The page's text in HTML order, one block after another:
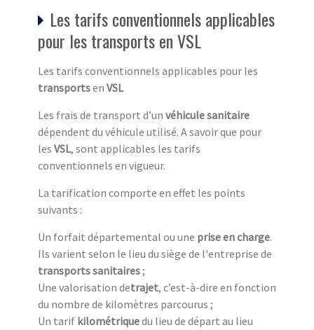
Les tarifs conventionnels applicables
pour les transports en VSL
Les tarifs conventionnels applicables pour les
transportsen VSL
Les frais de transport d’un véhicule sanitaire
dépendent du véhicule utilisé. A savoir que pour
les VSL, sont applicables les tarifs
conventionnels en vigueur.
La tarification comporte en effet les points
suivants :
Un forfait départemental ou une prise en charge.
Ils varient selon le lieu du siège de l'entreprise de
transports sanitaires;
Une valorisation detrajet, c’est-à-dire en fonction
du nombre de kilomètres parcourus ;
Un tarif kilométriquedu lieu de départ au lieu